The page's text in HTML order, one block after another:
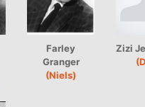
Farley
Granger
(Niels)
Zizi